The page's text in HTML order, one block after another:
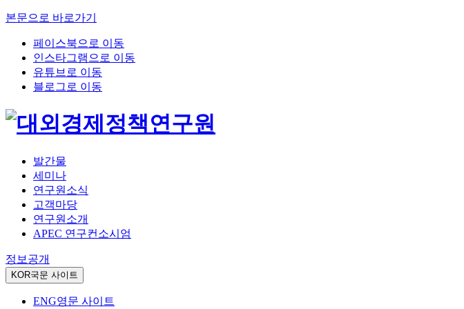
본문으로 바로가기
페이스북으로 이동
인스타그램으로 이동
유튜브로 이동
블로그로 이동
발간물
세미나
연구원소식
고객마당
연구원소개
APEC 연구컨소시엄
정보공개
KOR국문 사이트
ENG영문 사이트